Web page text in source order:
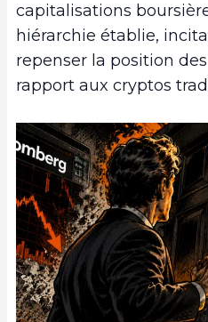
capitalisations
hiérarchie établie,
repenser la position
rapport aux cryptos